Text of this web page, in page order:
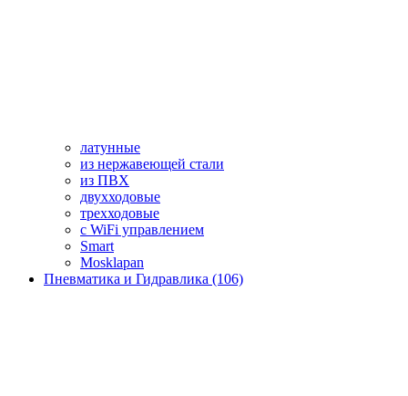
латунные
из нержавеющей стали
из ПВХ
двухходовые
трехходовые
с WiFi управлением
Smart
Mosklapan
Пневматика и Гидравлика (106)